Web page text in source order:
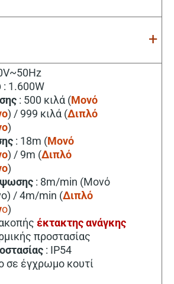
: 1.600W
: 500 κιλά (Μονό
) / 999 κιλά (Διπλό
)
: 18m (Μονό
) / 9m (Διπλό
)
: 8m/min (Μονό
/ 4m/min (Διπλό
ο)
έκτακτης ανάγκης
προστασίας
: IP54
σε έγχρωμο κουτί